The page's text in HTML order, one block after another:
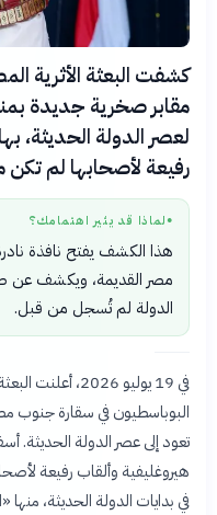
مقابر صخرية جديدة
لعصر الدولة الحديثة،
رفيعة لأصحابها لم
● لماذا قد يثير اهتمامك؟
هذا الكشف يفتح نافذة
مصر القديمة، ويكشف عن
الدولة لم تُسجل من قبل.
في 19 يوليو 2026،
البوباسطيون في سقارة جنوب
تعود إلى عصر الدولة الحديثة.
هيروغليفية وألقاب رفيعة
في بدايات الدولة الحديثة،